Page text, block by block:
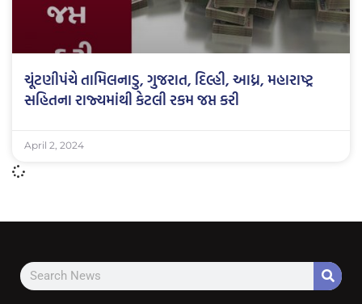
ચૂંટણીપંચે તામિલનાડુ, ગુજરાત, દિલ્હી, આધ્ર, મહારાષ્ટ્ર
સહિતના રાજ્યમાંથી કેટલી રકમ જપ્ત કરી
April 2, 2024